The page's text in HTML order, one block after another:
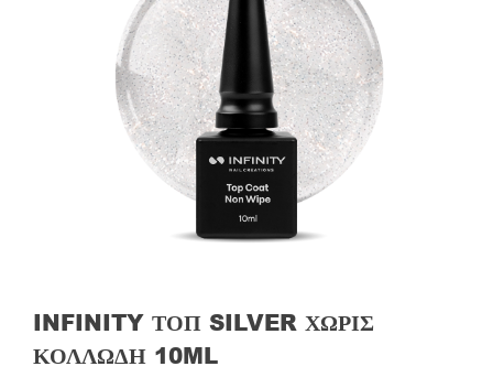
INFINITY ΤΟΠ SILVER ΧΩΡΊΣ
ΚΟΛΛΏΔΗ 10ML